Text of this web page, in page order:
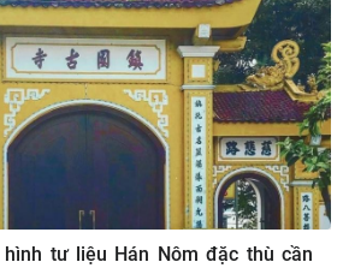
tư liệu Hán Nôm đặc thù cần